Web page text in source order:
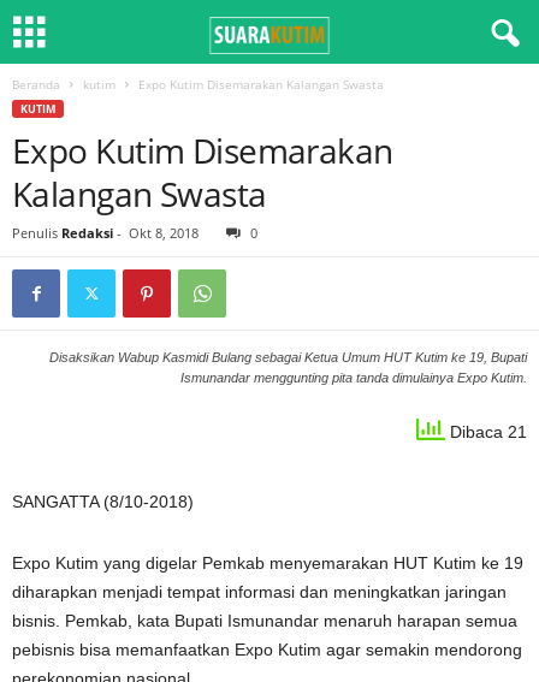
Beranda kutim Expo Kutim Disemarakan Kalangan Swasta
KUTIM
Expo Kutim Disemarakan
Kalangan Swasta
Penulis Redaksi - Okt 8, 2018 0
Disaksikan Wabup Kasmidi Bulang sebagai Ketua Umum HUT Kutim ke 19, Bupati
Ismunandar menggunting pita tanda dimulainya Expo Kutim.
Dibaca 21
SANGATTA (8/10-2018)
Expo Kutim yang digelar Pemkab menyemarakan HUT Kutim ke 19
diharapkan menjadi tempat informasi dan meningkatkan jaringan
bisnis. Pemkab, kata Bupati Ismunandar menaruh harapan semua
pebisnis bisa memanfaatkan Expo Kutim agar semakin mendorong